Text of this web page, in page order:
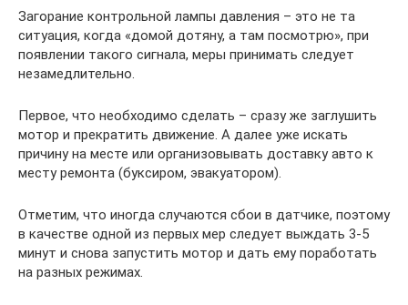
Загорание контрольной лампы давления – это не та
ситуация, когда «домой дотяну, а там посмотрю», при
появлении такого сигнала, меры принимать следует
незамедлительно.
Первое, что необходимо сделать – сразу же заглушить
мотор и прекратить движение. А далее уже искать
причину на месте или организовывать доставку авто к
месту ремонта (буксиром, эвакуатором).
Отметим, что иногда случаются сбои в датчике, поэтому
в качестве одной из первых мер следует выждать 3-5
минут и снова запустить мотор и дать ему поработать
на разных режимах.